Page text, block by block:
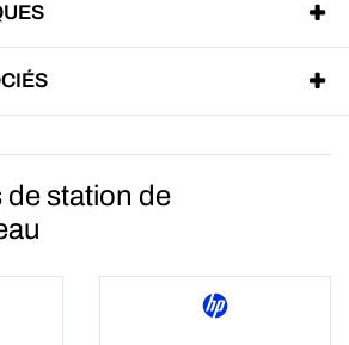
de station de